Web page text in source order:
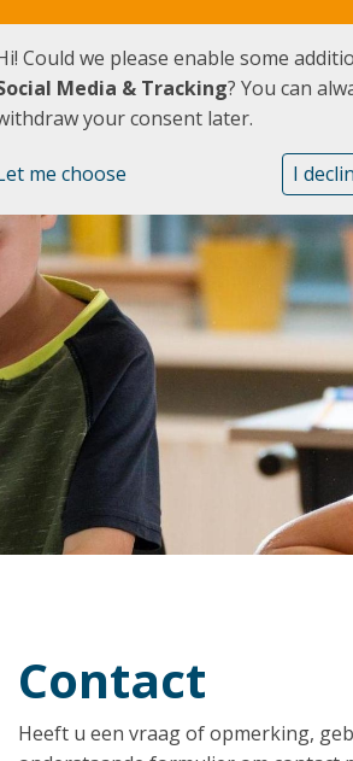
Contact
Heeft u een vraag of opmerking,
Could we please enable some
Media & Tracking? You can
your consent later.
me choose I